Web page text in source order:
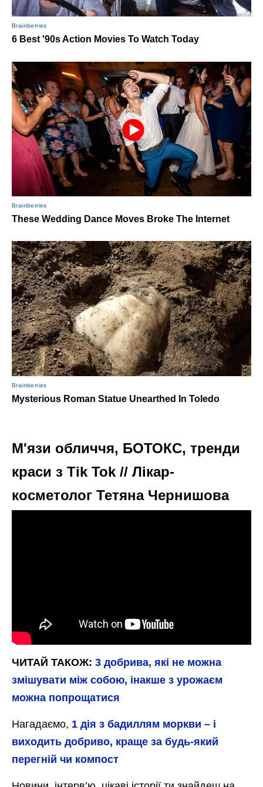
М'язи обличчя, БОТОКС, тренди
краси з Tik Tok // Лікар-
косметолог Тетяна Чернишова
ЧИТАЙ ТАКОЖ: 3 добрива, які не можна
змішувати між собою, інакше з урожаєм
можна попрощатися
Нагадаємо, 1 дія з бадиллям моркви – і
виходить добриво, краще за будь-який
перегній чи компост